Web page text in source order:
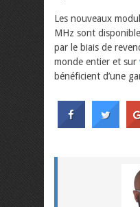
Les nouveaux
MHz sont
par le biais de
monde entier et sur
bénéficient d’une